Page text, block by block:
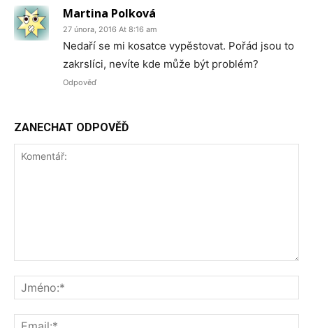
Martina Polková
27 února, 2016 At 8:16 am
Nedaří se mi kosatce vypěstovat. Pořád jsou to
zakrslíci, nevíte kde může být problém?
Odpověď
ZANECHAT ODPOVĚĎ